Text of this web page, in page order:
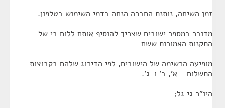
זמן השיחה, נותנת החברה הנחה בדמי השימוש בטלפון.
מדובר במספר ישובים שצריך להוסיף אותם ללוח בי של
התקנות האמורות ששם
מופיעה הרשימה של הישובים, לפי הדירוג שלהם בקבוצות
התשלום - א', ב' ו-ג'.
היו"ר גי גל;